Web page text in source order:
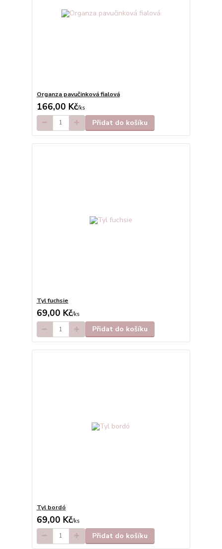
Organza pavučinková fialová
166,00 Kč/ks
Přidat do košíku
Tyl fuchsie
69,00 Kč/ks
Přidat do košíku
Tyl bordó
69,00 Kč/ks
Přidat do košíku